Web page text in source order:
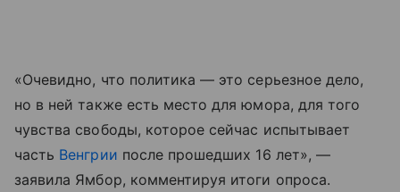
«Очевидно, что политика — это серьезное дело,
но в ней также есть место для юмора, для того
чувства свободы, которое сейчас испытывает
часть Венгрии после прошедших 16 лет», —
заявила Ямбор, комментируя итоги опроса.